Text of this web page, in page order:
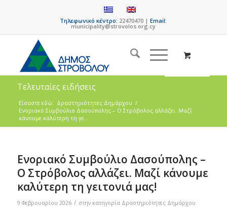
Τηλεφωνικό κέντρο: 22470470 |Email:
municipality@strovolos.org.cy
Τελευταίες ειδήσεις
Είσαστε εδώ: Δραστηριότητες Δημάρχου /
Ενοριακό Συμβούλιο Δασούπολης – Ο Στρόβολος αλλάζει. Μαζί
κάνουμε καλύτερη τη γε...
Ενοριακό Συμβούλιο Δασούπολης –
Ο Στρόβολος αλλάζει. Μαζί κάνουμε
καλύτερη τη γειτονιά μας!
9 Φεβρουαρίου 2026 / στην κατηγορία Δραστηριότητες Δημάρχου